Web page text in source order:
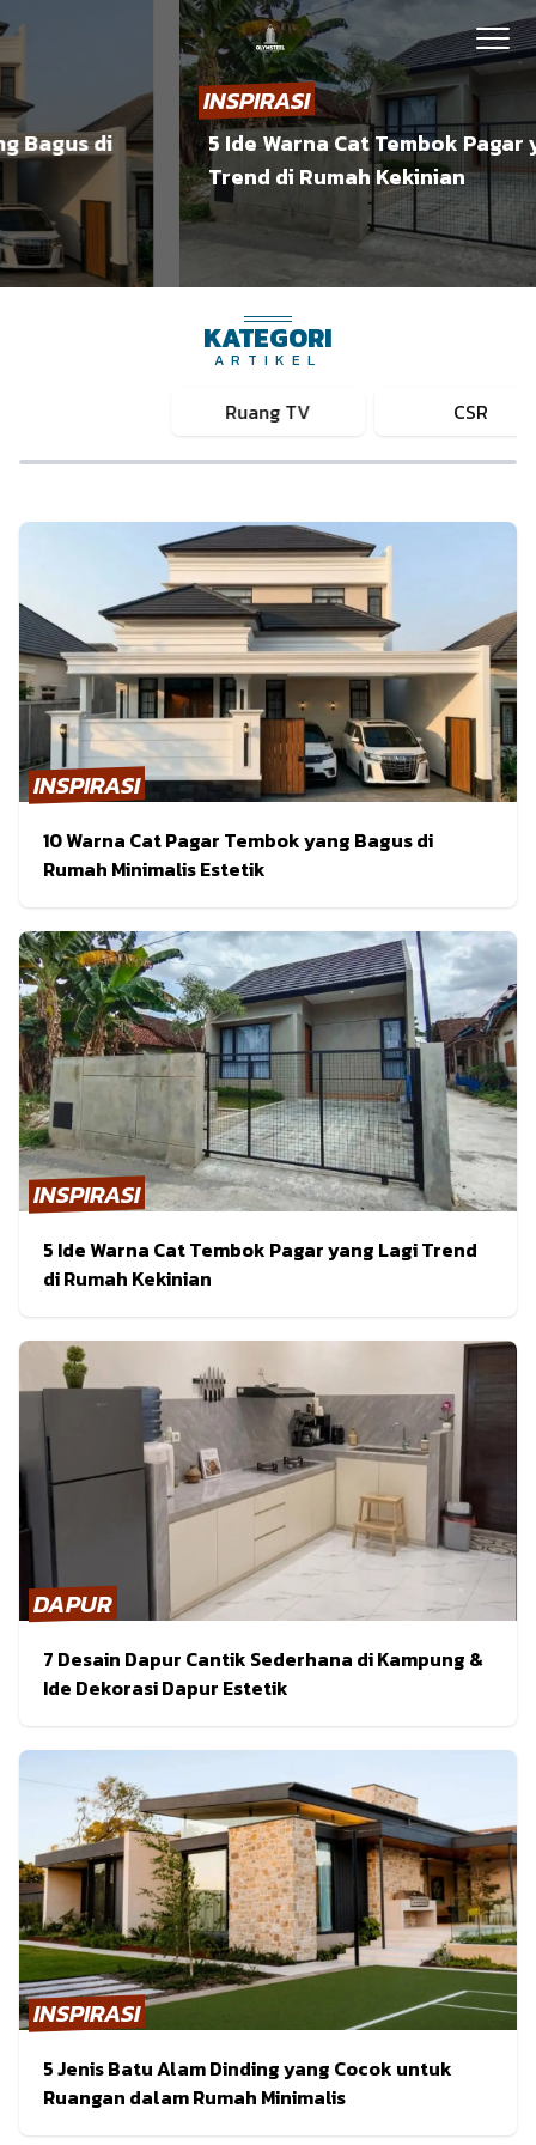
di
INSPIRASI
5 Ide Warna Cat Tembok Pagar
Trend di Rumah Kekinian
KATEGORI
ARTIKEL
Ruang TV CSR
INSPIRASI
10 Warna Cat Pagar Tembok yang Bagus di
Rumah Minimalis Estetik
INSPIRASI
5 Ide Warna Cat Tembok Pagar yang Lagi Trend
di Rumah Kekinian
DAPUR
7 Desain Dapur Cantik Sederhana di Kampung &
Ide Dekorasi Dapur Estetik
INSPIRASI
5 Jenis Batu Alam Dinding yang Cocok untuk
Ruangan dalam Rumah Minimalis